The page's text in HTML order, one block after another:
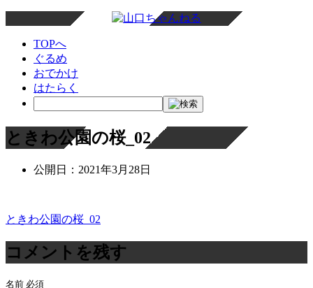
TOPへ
ぐるめ
おでかけ
はたらく
ときわ公園の桜_02
公開日： 2021年3月28日
投
稿
ナ
ときわ公園の桜_02
コメントを残す
名前 必須